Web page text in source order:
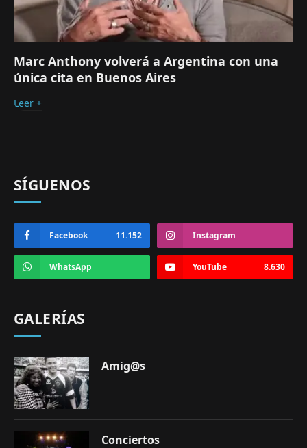
Marc Anthony volverá a Argentina con una
única cita en Buenos Aires
Leer +
SÍGUENOS
Facebook 11.152 Instagram
WhatsApp YouTube 8.630
GALERÍAS
Amig@s
Conciertos